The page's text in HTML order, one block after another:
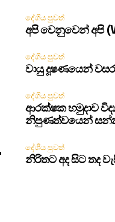
දේශීය පුවත්
අපි වෙනුවෙන් අපි
දේශීය පුවත්
වායු දූෂණයෙන්
දේශීය පුවත්
ආරක්ෂක හමුදාව
නිපුණත්වයෙන්
දේශීය පුවත්
නිරිතට අද සිට තද